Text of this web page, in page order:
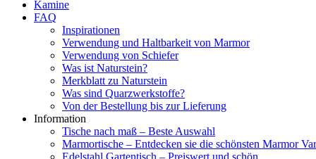
Kamine
FAQ
Inspirationen
Verwendung und Haltbarkeit von Marmor
Verwendung von Schiefer
Was ist Naturstein?
Merkblatt zu Naturstein
Was sind Quarzwerkstoffe?
Von der Bestellung bis zur Lieferung
Information
Tische nach maß – Beste Auswahl
Marmortische – Entdecken sie die schönsten Marmor
Edelstahl Gartentisch – Preiswert und schön